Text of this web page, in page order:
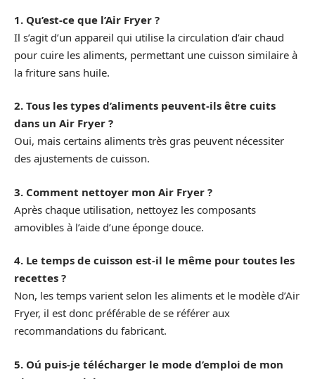
1. Qu’est-ce que l’Air Fryer ?
Il s’agit d’un appareil qui utilise la circulation d’air chaud
pour cuire les aliments, permettant une cuisson similaire à
la friture sans huile.
2. Tous les types d’aliments peuvent-ils être cuits
dans un Air Fryer ?
Oui, mais certains aliments très gras peuvent nécessiter
des ajustements de cuisson.
3. Comment nettoyer mon Air Fryer ?
Après chaque utilisation, nettoyez les composants
amovibles à l’aide d’une éponge douce.
4. Le temps de cuisson est-il le même pour toutes les
recettes ?
Non, les temps varient selon les aliments et le modèle d’Air
Fryer, il est donc préférable de se référer aux
recommandations du fabricant.
5. Oú puis-je télécharger le mode d’emploi de mon